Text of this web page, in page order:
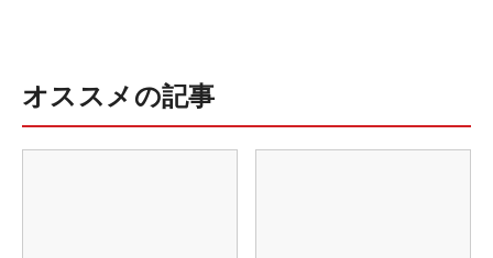
オススメの記事